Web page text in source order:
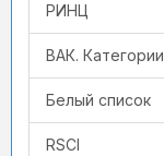
РИНЦ
ВАК. Категории
Белый список
RSCI